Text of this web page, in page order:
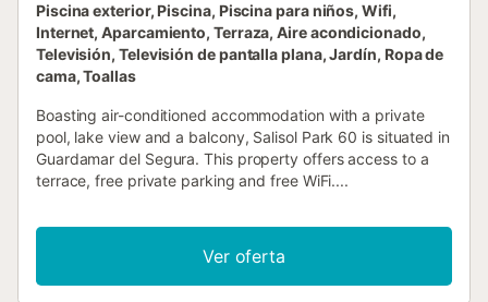
Piscina exterior, Piscina, Piscina para niños, Wifi,
Internet, Aparcamiento, Terraza, Aire acondicionado,
Televisión, Televisión de pantalla plana, Jardín, Ropa de
cama, Toallas
Boasting air-conditioned accommodation with a private
pool, lake view and a balcony, Salisol Park 60 is situated in
Guardamar del Segura. This property offers access to a
terrace, free private parking and free WiFi....
Ver oferta